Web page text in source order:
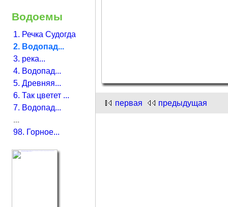
Водоемы
1. Речка Судогда
2. Водопад...
3. река...
4. Водопад...
5. Древняя...
6. Так цветет ...
7. Водопад...
...
98. Горное...
первая предыдущая